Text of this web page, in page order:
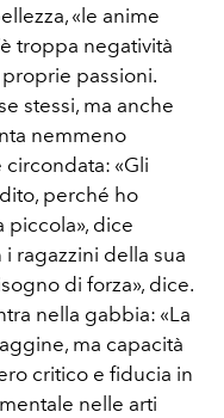
«le anime
troppa negatività
passioni.
stessi, ma anche
nemmeno
circondata: «Gli
perché ho
piccola», dice
ragazzini della sua
di forza», dice.
nella gabbia: «La
ma capacità
critico e fiducia in
nelle arti